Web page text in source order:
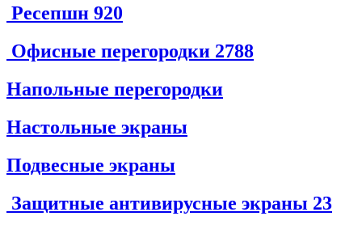
Ресепшн 920
Офисные перегородки 2788
Напольные перегородки
Настольные экраны
Подвесные экраны
Защитные антивирусные экраны 23